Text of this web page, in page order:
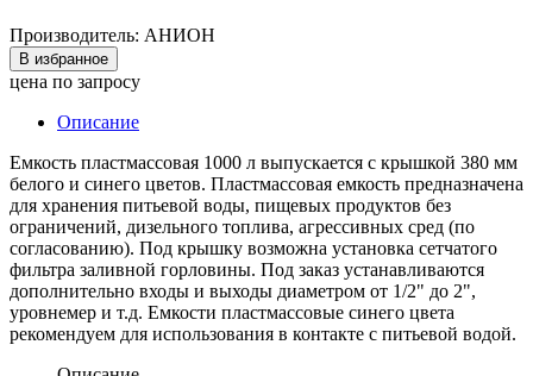
Производитель: АНИОН
В избранное
цена по запросу
Описание
Емкость пластмассовая 1000 л выпускается с крышкой 380 мм
белого и синего цветов. Пластмассовая емкость предназначена
для хранения питьевой воды, пищевых продуктов без
ограничений, дизельного топлива, агрессивных сред (по
согласованию). Под крышку возможна установка сетчатого
фильтра заливной горловины. Под заказ устанавливаются
дополнительно входы и выходы диаметром от 1/2" до 2",
уровнемер и т.д. Емкости пластмассовые синего цвета
рекомендуем для использования в контакте с питьевой водой.